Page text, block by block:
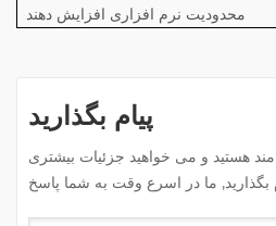
محدودیت نرم افزاری افزایش دهند
پیام بگذارید
هستید و می خواهید جزئیات بیشتری
بگذارید, ما در اسرع وقت به شما پاسخ